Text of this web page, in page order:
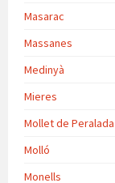
Masarac
Massanes
Medinyà
Mieres
Mollet de Peralada
Molló
Monells